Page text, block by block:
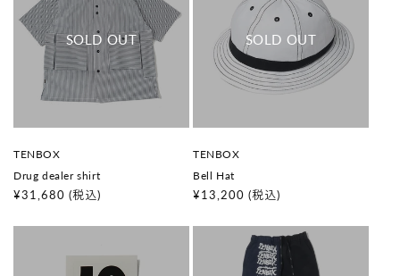
販
元
:
TENBOX
Drug dealer shirt
通
価
¥31,680 (税込)
販
元
:
TENBOX
Bell Hat
通
価
¥13,200 (税込)